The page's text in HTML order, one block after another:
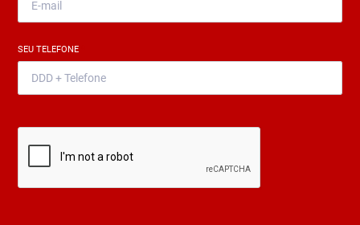
SEU TELEFONE